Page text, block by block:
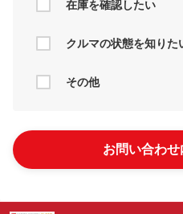
在庫を確認したい
クルマの状態を知りた
その他
お問い合わ